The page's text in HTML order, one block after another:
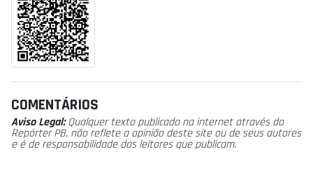
COMENTÁRIOS
Aviso Legal:Qualquer texto publicado na internet através do
Repórter PB, não reflete a opinião deste site ou de seus autores
e é de responsabilidade dos leitores que publicam.